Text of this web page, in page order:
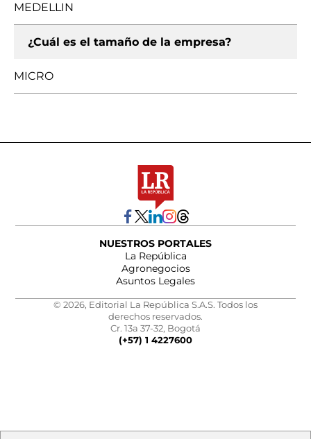
MEDELLIN
¿Cuál es el tamaño de la empresa?
MICRO
NUESTROS PORTALES
La República
Agronegocios
Asuntos Legales
© 2026, Editorial La República S.A.S. Todos los
derechos reservados.
Cr. 13a 37-32, Bogotá
(+57) 1 4227600